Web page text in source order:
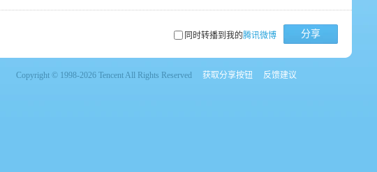
同时转播到我的腾讯微博 分享
Copyright © 1998-2026 Tencent All Rights Reserved 获取分享按钮 反馈建议